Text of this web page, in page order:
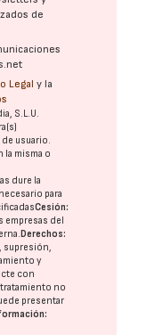
de
Legal y la
S.L.U.
usuario.
la misma o
dure la
para
Cesión:
empresas del
Derechos:
supresión,
y
con
no
presentar